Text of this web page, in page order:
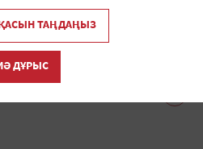
ТАҢДАҢЫЗ
ДҰРЫС